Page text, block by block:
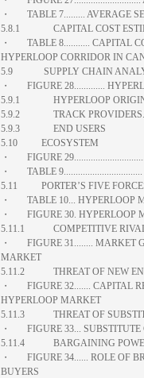
・ TABLE 7......... AVERAGE
5.8.1 CAPITAL COST
・ TABLE 8........... CAPITAL
HYPERLOOP CORRIDOR IN
5.9 SUPPLY CHAIN
・ FIGURE 28.............
5.9.1 HYPERLOOP
5.9.2 TRACK
5.9.3 END USERS
5.10 ECOSYSTEM
・ FIGURE
・ TABLE
5.11 PORTER’S FIVE
・ TABLE 10... HYPERLOOP
・ FIGURE 30. HYPERLOOP
5.11.1 COMPETITIVE
・ FIGURE 31........ MARKET
MARKET
5.11.2 THREAT OF NEW
・ FIGURE 32....... CAPITAL
HYPERLOOP MARKET
5.11.3 THREAT OF
・ FIGURE 33... SUBSTITUTE
5.11.4 BARGAINING
・ FIGURE 34...... ROLE OF
BUYERS